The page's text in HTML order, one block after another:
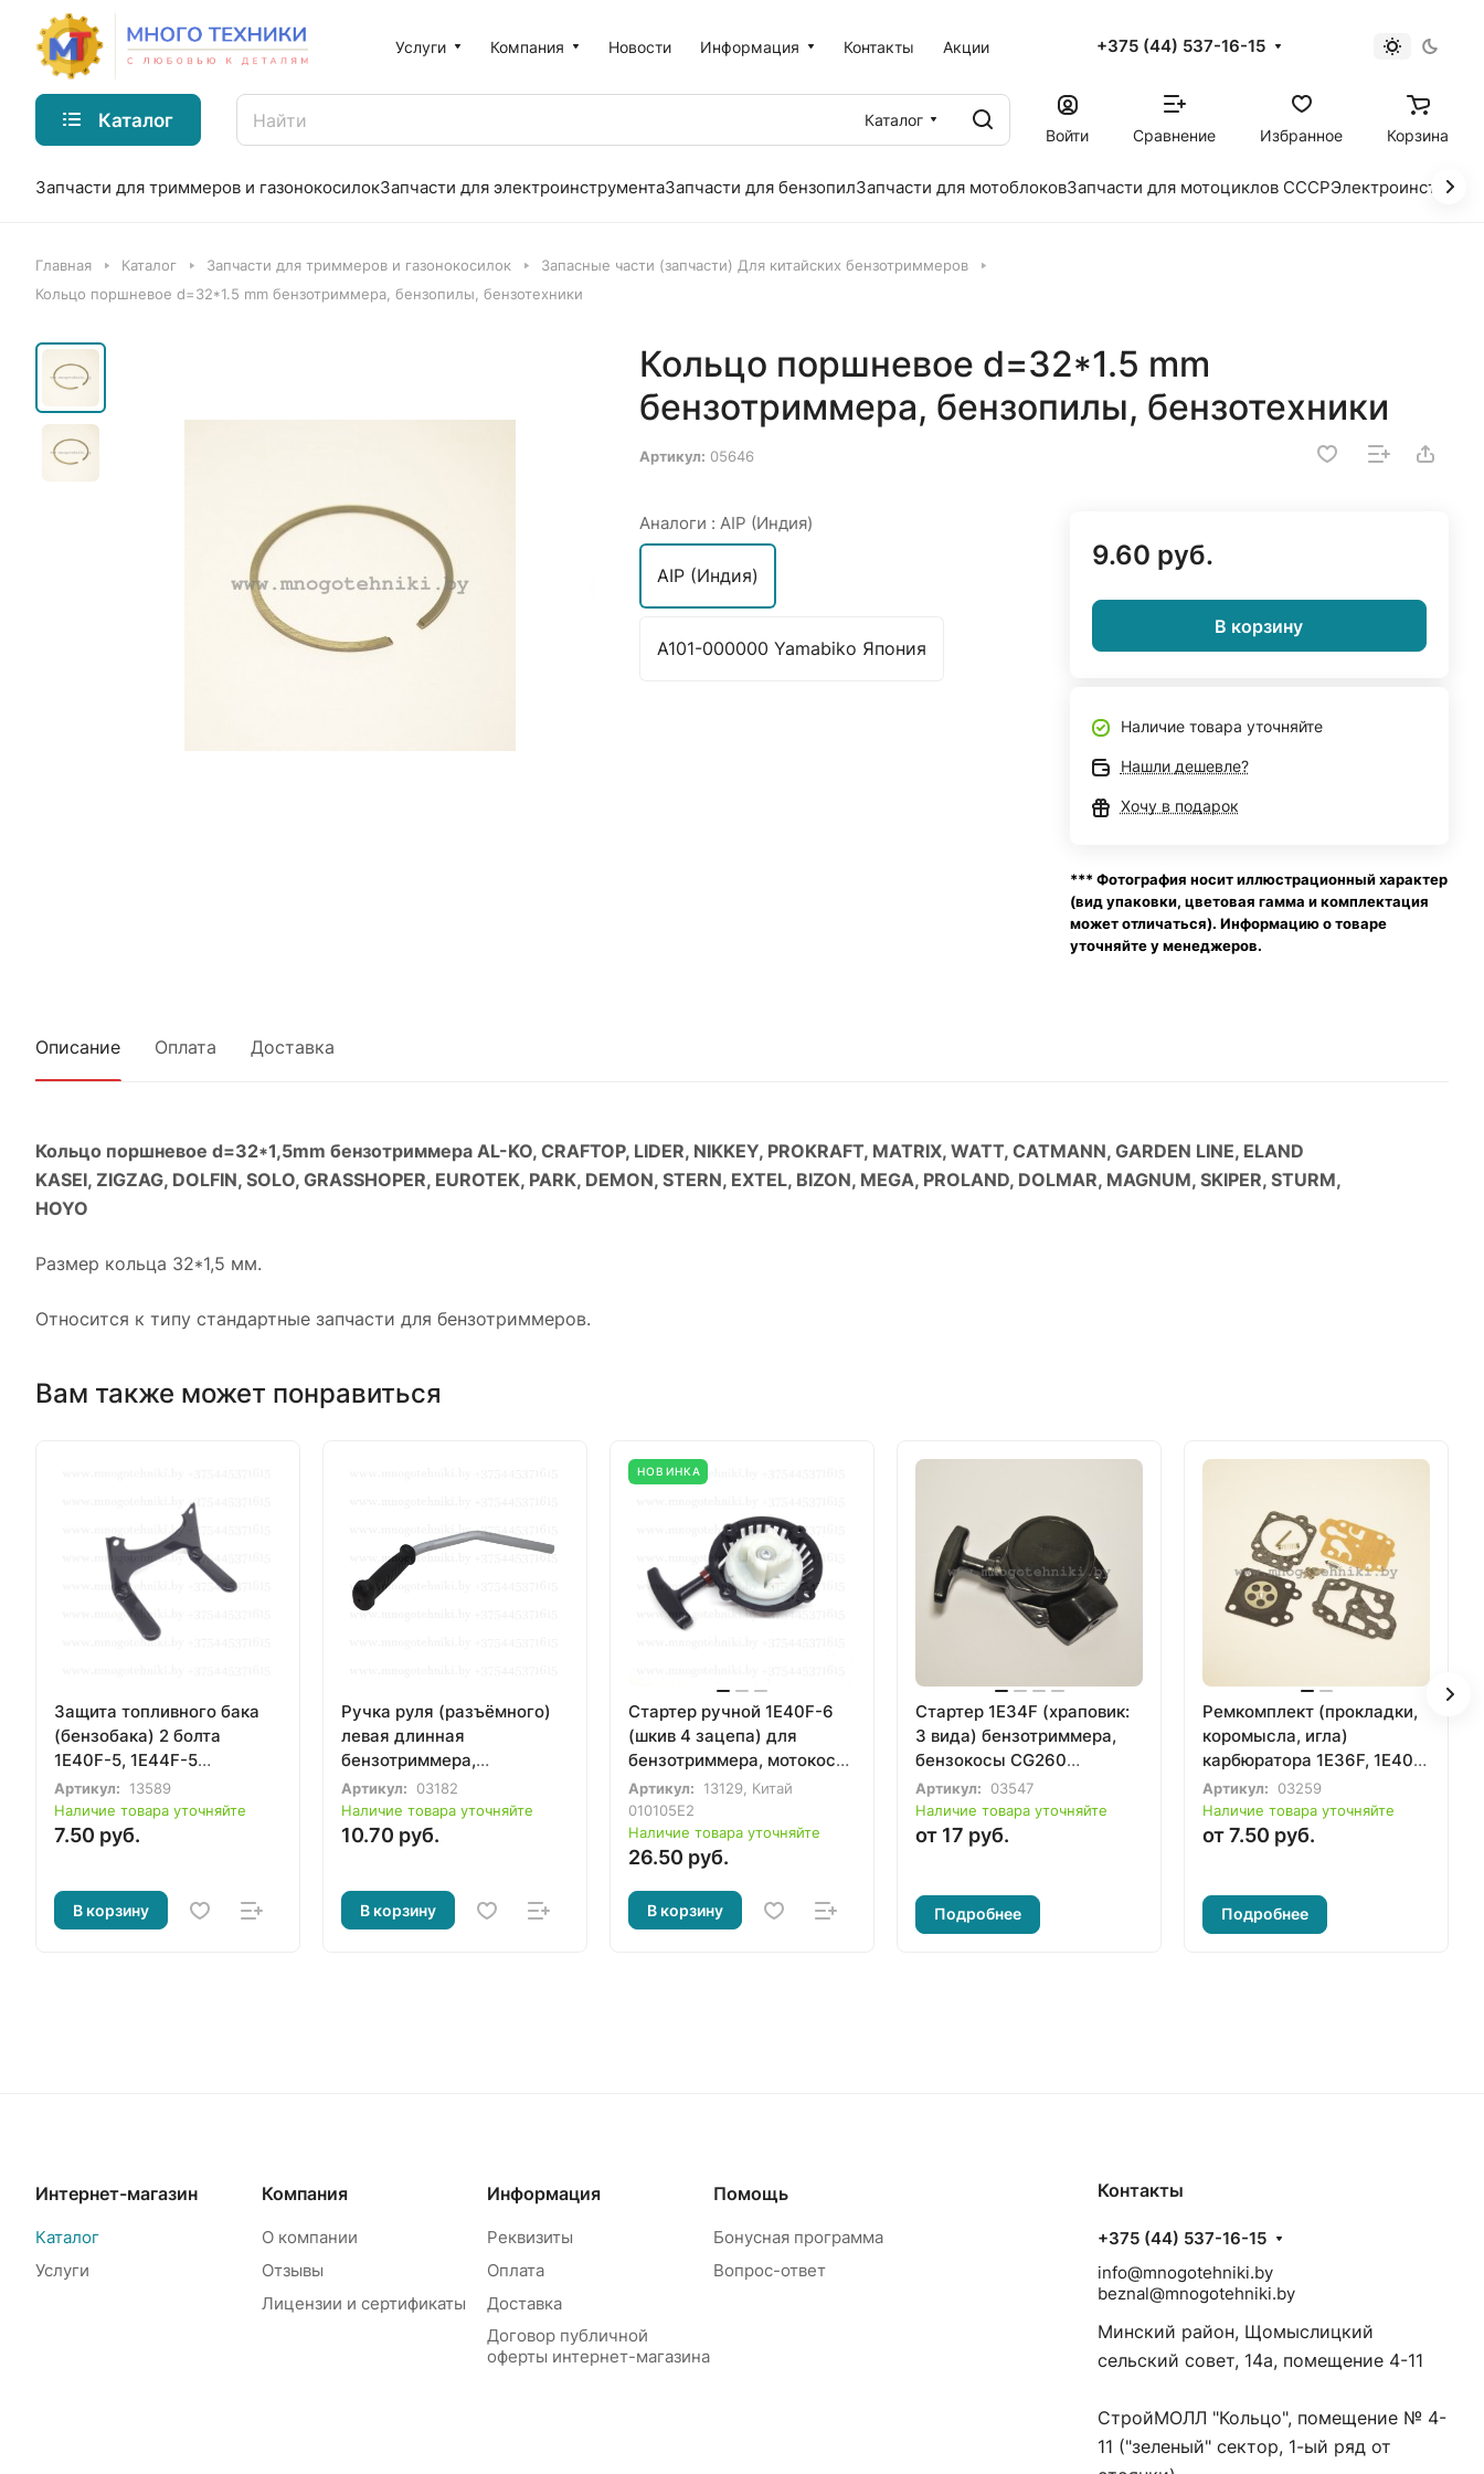
Услуги Компания Новости Информация Контакты Акции +375 (44) 537-16-15
Каталог
Каталог
Войти
Сравнение Избранное Корзина
Запчасти для триммеров и газонокосилокЗапчасти для электроинструментаЗапчасти для бензопилЗапчасти для мотоблоковЗапчасти для мотоциклов СССР
Главная Каталог Запчасти для триммеров и газонокосилок
Запасные части (запчасти) Для китайских бензотриммеров
Кольцо поршневое d=32*1.5 mm бензотриммера, бензопилы, бензотехники
Кольцо поршневое d=32*1.5 mm
бензотриммера, бензопилы, бензотехники
Артикул: 05646
Аналоги : AIP (Индия)
AIP (Индия)
A101-000000 Yamabiko Япония
9.60 руб.
В корзину
Наличие товара уточняйте
Нашли дешевле?
Хочу в подарок
*** Фотография носит иллюстрационный характер
(вид упаковки, цветовая гамма и комплектация
может отличаться). Информацию о товаре
уточняйте у менеджеров.
Описание Оплата Доставка
Кольцо поршневое d=32*1,5mm бензотриммера AL-KO, CRAFTOP, LIDER, NIKKEY, PROKRAFT, MATRIX, WATT, CATMANN, GARDEN LINE, ELAND
KASEI, ZIGZAG, DOLFIN, SOLO, GRASSHOPER, EUROTEK, PARK, DEMON, STERN, EXTEL, BIZON, MEGA, PROLAND, DOLMAR, MAGNUM, SKIPER, STURM,
HOYO
Размер кольца 32*1,5 мм.
Относится к типу стандартные запчасти для бензотриммеров.
Вам также может понравиться
Защита топливного бака
(бензобака) 2 болта
1E40F-5, 1E44F-5
бензотриммера,
бензокосы 33-52сс.
металлическая
Артикул:
13589
Наличие товара уточняйте
7.50 руб.
В корзину
Ручка руля (разъёмного)
левая длинная
бензотриммера,
бензокосы 43-52сс. (тип
2)
Артикул:
03182
Наличие товара уточняйте
10.70 руб.
В корзину
НОВИНКА
Стартер ручной 1E40F-6
(шкив 4 зацепа) для
бензотриммера, мотокосы
Makita Robin NB411 CG411
RBC411, мотопомпы ECO
WP-152C
Артикул:
13129, Китай
010105Е2
Наличие товара уточняйте
26.50 руб.
В корзину
Стартер 1E34F (храповик:
3 вида) бензотриммера,
бензокосы CG260
(широкий прилив на
корпусе)
Артикул:
03547
Наличие товара уточняйте
от 17 руб.
Подробнее
Ремкомплект (прокладки,
коромысла, игла)
карбюратора 1E36F, 1E40F,
1E44F бензотриммера 33-
52сс.
Артикул:
03259
Наличие товара уточняйте
от 7.50 руб.
Подробнее
Интернет-магазин
Каталог
Услуги
Компания
О компании
Отзывы
Лицензии и сертификаты
Информация
Реквизиты
Оплата
Доставка
Договор публичной
оферты интернет-магазина
Помощь
Бонусная программа
Вопрос-ответ
Контакты
+375 (44) 537-16-15
info@mnogotehniki.by
beznal@mnogotehniki.by
Минский район, Щомыслицкий
сельский совет, 14а, помещение 4-11
СтройМОЛЛ "Кольцо", помещение № 4-
11 ("зеленый" сектор, 1-ый ряд от